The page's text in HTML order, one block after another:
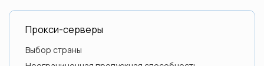
Прокси-серверы
Выбор страны